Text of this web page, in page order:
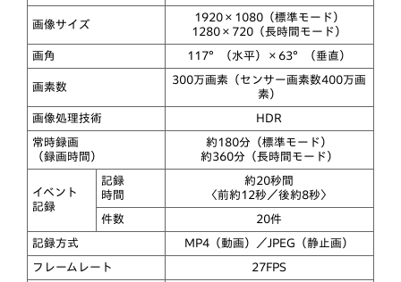
画像サイズ
1920×1080（標準モード）
1280×720（長時間モード）
画角 117°（水平）×63°（垂直）
画素数
300万画素（センサー画素数400万画
素）
画像処理技術 HDR
常時録画
（録画時間）
約180分（標準モード）
約360分（長時間モード）
イベント
記録
記録
時間
約20秒間
〈前約12秒／後約8秒〉
件数 20件
記録方式 MP4（動画）／JPEG（静止画）
フレームレート 27FPS